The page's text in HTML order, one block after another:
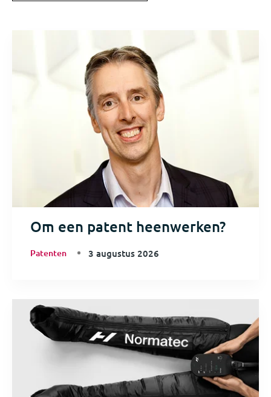
Om een patent heenwerken?
Patenten 3 augustus 2026